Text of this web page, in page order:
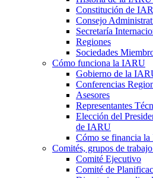
Constitución de
Consejo
Secretaría
Regiones
Sociedades
Cómo funciona la IARU
Gobierno de la
Conferencias
Asesores
Representantes
Elección del
de IARU
Cómo se financia la
Comités, grupos de
Comité Ejecutivo
Comité de